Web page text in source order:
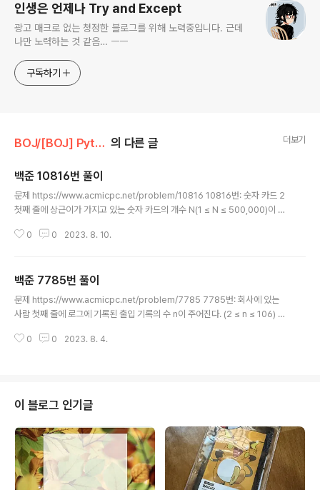
인생은 언제나 Try and Except
광고 매크로 없는 청정한 블로그를 위해 노력중입니다. 근데
나만 노력하는 것 같음… ㅡㅡ
구독하기
BOJ/[BOJ] Python 의 다른 글 더보기
백준 10816번 풀이
문제 https://www.acmicpc.net/problem/10816 10816번: 숫자 카드 2
첫째 줄에 상근이가 가지고 있는 숫자 카드의 개수 N(1 ≤ N ≤ 500,000)이 주
있는 수는 -10,000,000보다 크거나 같고, 10,0 www.acmicpc.net 숫자 카
Counter 사용법 Engineering Blog by Dale Seo www.daleseo.com
https://chancoding.tistory.com/..
0 0 2023. 8. 10.
백준 7785번 풀이
문제 https://www.acmicpc.net/problem/7785 7785번: 회사에 있는
사람 첫째 줄에 로그에 기록된 출입 기록의 수 n이 주어진다. (2 ≤ n ≤ 106) 다
"enter"나 "leave"가 주어진다. "enter"인 경우는 www.acmicpc.net 로그
이거 머리 터진다 그죠? 근데 머리 터질 일이 1도 없음. 일단 이 문제의 카테고리
가 집합인 것을 잊지 말자. i..
0 0 2023. 8. 4.
이 블로그 인기글